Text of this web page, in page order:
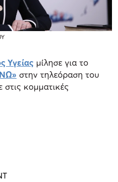
Υγείας μίλησε για το
στην τηλεόραση του
κομματικές